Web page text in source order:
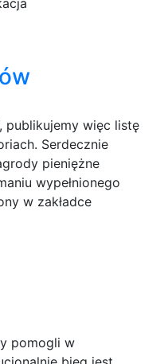
publikujemy więc listę
Serdecznie
pieniężne
wypełnionego
w zakładce
pomogli w